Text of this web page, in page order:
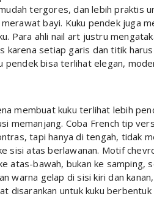
tergores, dan lebih praktis
bayi. Kuku pendek juga
Para ahli nail art justru
karena setiap garis dan titik harus
pendek bisa terlihat elegan,
membuat kuku terlihat lebih
memanjang. Coba French tip
tapi hanya di tengah, tidak
sisi atas berlawanan. Motif
atas-bawah, bukan ke samping,
warna gelap di sisi kiri dan
disarankan untuk kuku